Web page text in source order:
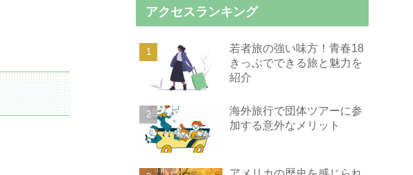
アクセスランキング
若者旅の強い味方！青春18
きっぷでできる旅と魅力を
紹介
海外旅行で団体ツアーに参
加する意外なメリット